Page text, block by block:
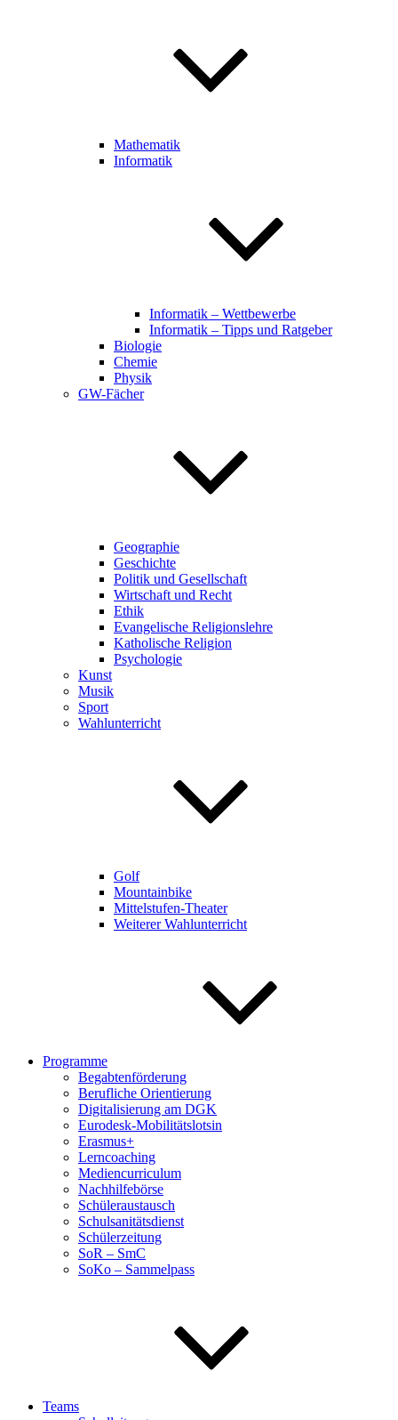
Mathematik
Informatik
Informatik – Wettbewerbe
Informatik – Tipps und Ratgeber
Biologie
Chemie
Physik
GW-Fächer
Geographie
Geschichte
Politik und Gesellschaft
Wirtschaft und Recht
Ethik
Evangelische Religionslehre
Katholische Religion
Psychologie
Kunst
Musik
Sport
Wahlunterricht
Golf
Mountainbike
Mittelstufen-Theater
Weiterer Wahlunterricht
Programme
Begabtenförderung
Berufliche Orientierung
Digitalisierung am DGK
Eurodesk-Mobilitätslotsin
Erasmus+
Lerncoaching
Mediencurriculum
Nachhilfebörse
Schüleraustausch
Schulsanitätsdienst
Schülerzeitung
SoR – SmC
SoKo – Sammelpass
Teams